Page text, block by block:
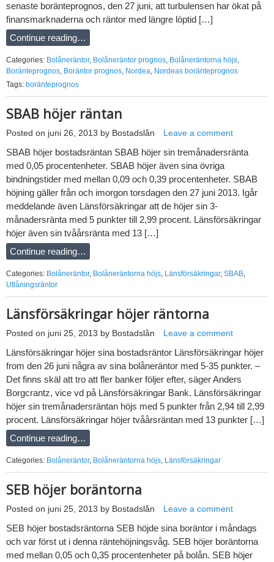
senaste boränteprognos, den 27 juni, att turbulensen har ökat på
finansmarknaderna och räntor med längre löptid […]
Continue reading…
Categories: Bolåneräntor, Bolåneräntor prognos, Bolåneräntorna höjs,
Boränteprognos, Boräntor prognos, Nordea, Nordeas boränteprognos
Tags: boränteprognos
SBAB höjer räntan
Posted on juni 26, 2013 by Bostadslån Leave a comment
SBAB höjer bostadsräntan SBAB höjer sin tremånadersränta
med 0,05 procentenheter. SBAB höjer även sina övriga
bindningstider med mellan 0,09 och 0,39 procentenheter. SBAB
höjning gäller från och imorgon torsdagen den 27 juni 2013. Igår
meddelande även Länsförsäkringar att de höjer sin 3-
månadersränta med 5 punkter till 2,99 procent. Länsförsäkringar
höjer även sin tvåårsränta med 13 […]
Continue reading…
Categories: Bolåneräntor, Bolåneräntorna höjs Länsförsäkringar, SBAB
Utlåningsräntor
Länsförsäkringar höjer räntorna
Posted on juni 25, 2013 by Bostadslån Leave a comment
Länsförsäkringar höjer sina bostadsräntor Länsförsäkringar höjer
from den 26 juni några av sina bolåneräntor med 5-35 punkter. –
Det finns skäl att tro att fler banker följer efter, säger Anders
Borgcrantz, vice vd på Länsförsäkringar Bank. Länsförsäkringar
höjer sin tremånadersräntan höjs med 5 punkter från 2,94 till 2,99
procent. Länsförsäkringar höjer tvåårsräntan med 13 punkter […]
Continue reading…
Categories: Bolåneräntor, Bolåneräntorna höjs Länsförsäkringar
SEB höjer boräntorna
Posted on juni 25, 2013 by Bostadslån Leave a comment
SEB höjer bostadsräntorna SEB höjde sina boräntor i måndags
och var först ut i denna räntehöjningsvåg. SEB höjer boräntorna
med mellan 0,05 och 0,35 procentenheter på bolån. SEB höjer